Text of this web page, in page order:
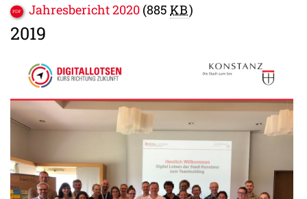
Jahresbericht 2020 (885 KB)
2019